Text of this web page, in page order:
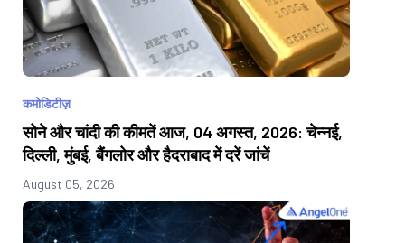
कमोडिटीज़
सोने और चांदी की कीमतें आज, 04 अगस्त, 2026: चेन्नई,
दिल्ली, मुंबई, बैंगलोर और हैदराबाद में दरें जांचें
August 05, 2026